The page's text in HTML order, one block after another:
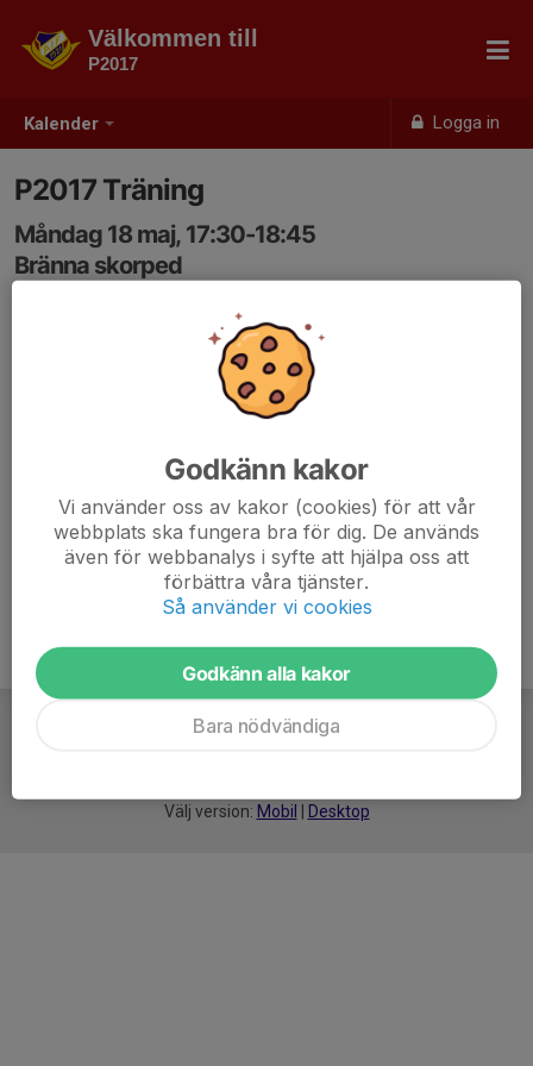
Kalender Logga in
Välkommen till
P2017
P2017 Träning
Måndag 18 maj, 17:30-18:45
Bränna skorped
Välj version: Mobil Desktop
Godkänn kakor
Vi använder oss av kakor (cookies) för att vår
webbplats ska fungera bra för dig. De används
även för webbanalys i syfte att hjälpa oss att
förbättra våra tjänster.
Så använder vi cookies
Godkänn alla kakor
Bara nödvändiga